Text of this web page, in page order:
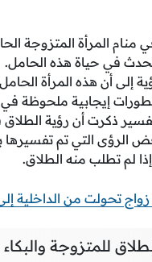
منام المرأة المتزوجة
في حياة هذه الحامل.
إلى أن هذه المرأة
إيجابية ملحوظة
ذكرت أن رؤية الطلاق
الرؤى التي تم تفسيرها
إذا لم تطلب منه الطلاق.
تحولت من الداخلية إلى
للمتزوجة والبكاء